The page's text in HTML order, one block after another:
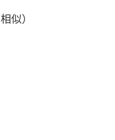
相似）